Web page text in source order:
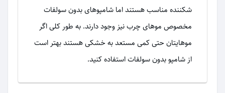
شکننده مناسب هستند اما شامپوهای بدون سولفات
مخصوص موهای چرب نیز وجود دارند. به طور کلی اگر
موهایتان حتی کمی مستعد به خشکی هستند بهتر است
از شامپو بدون سولفات استفاده کنید.